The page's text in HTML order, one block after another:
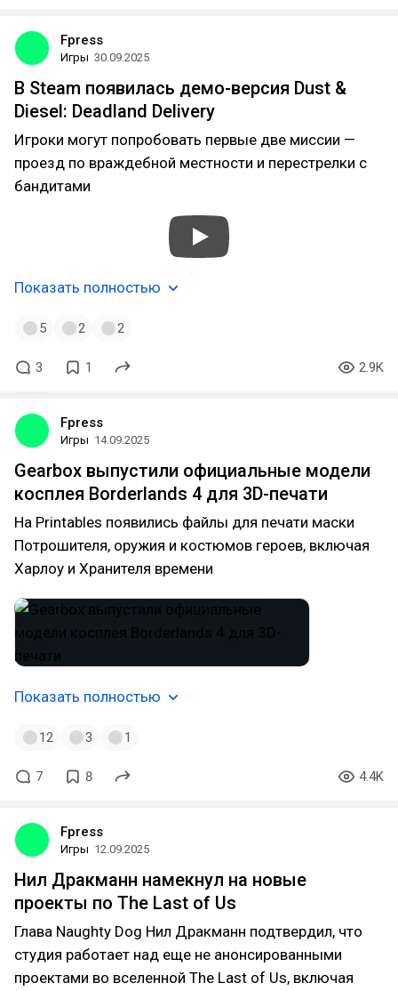
Fpress
Игры 30.09.2025
В Steam появилась демо-версия Dust &
Diesel: Deadland Delivery
Игроки могут попробовать первые две миссии —
проезд по враждебной местности и перестрелки с
бандитами
Показать полностью
5 2 2
3 1 2.9K
Fpress
Игры 14.09.2025
Gearbox выпустили официальные модели
косплея Borderlands 4 для 3D-печати
На Printables появились файлы для печати маски
Потрошителя, оружия и костюмов героев, включая
Харлоу и Хранителя времени
Показать полностью
12 3 1
7 8 4.4K
Fpress
Игры 12.09.2025
Нил Дракманн намекнул на новые
проекты по The Last of Us
Глава Naughty Dog Нил Дракманн подтвердил, что
студия работает над еще не анонсированными
проектами во вселенной The Last of Us, включая